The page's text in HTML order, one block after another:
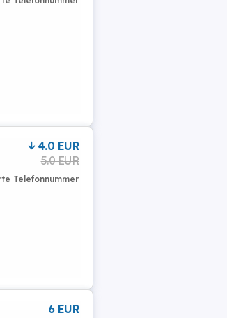
4.0 EUR
5.0 EUR
Telefonnummer
6 EUR